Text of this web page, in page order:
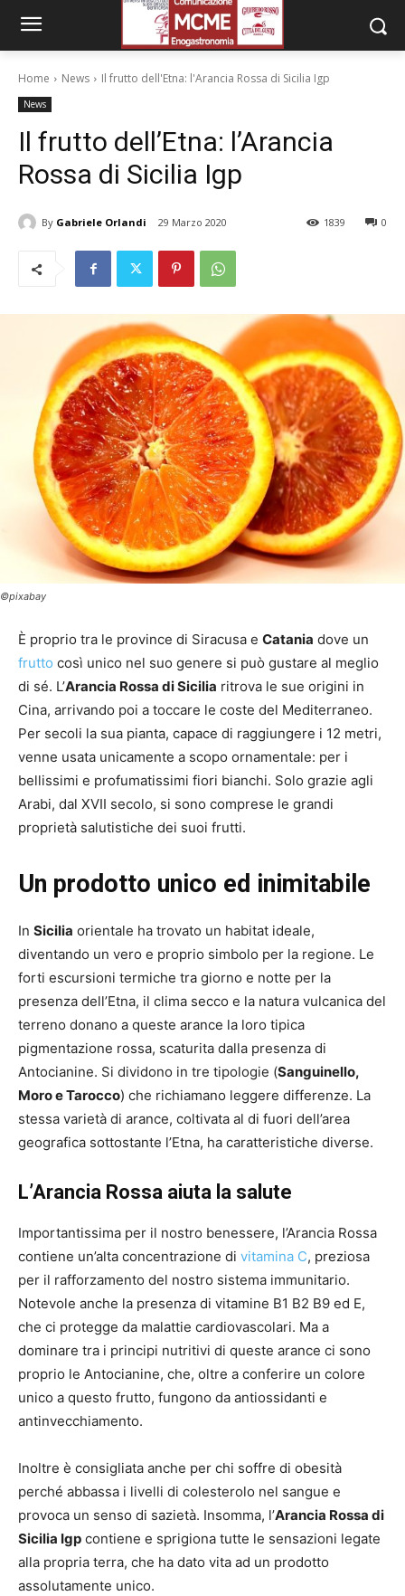
Home News Il frutto dell'Etna: l'Arancia Rossa di Sicilia Igp
News
Il frutto dell’Etna: l’Arancia
Rossa di Sicilia Igp
By Gabriele Orlandi 29 Marzo 2020 0
1839
©pixabay
È proprio tra le province di Siracusa e Catania dove un
frutto così unico nel suo genere si può gustare al meglio
di sé. L’Arancia Rossa di Sicilia ritrova le sue origini in
Cina, arrivando poi a toccare le coste del Mediterraneo.
Per secoli la sua pianta, capace di raggiungere i 12 metri,
venne usata unicamente a scopo ornamentale: per i
bellissimi e profumatissimi fiori bianchi. Solo grazie agli
Arabi, dal XVII secolo, si sono comprese le grandi
proprietà salutistiche dei suoi frutti.
Un prodotto unico ed inimitabile
In Sicilia orientale ha trovato un habitat ideale,
diventando un vero e proprio simbolo per la regione. Le
forti escursioni termiche tra giorno e notte per la
presenza dell’Etna, il clima secco e la natura vulcanica del
terreno donano a queste arance la loro tipica
pigmentazione rossa, scaturita dalla presenza di
Antocianine. Si dividono in tre tipologie (Sanguinello,
Moro e Tarocco) che richiamano leggere differenze. La
stessa varietà di arance, coltivata al di fuori dell’area
geografica sottostante l’Etna, ha caratteristiche diverse.
L’Arancia Rossa aiuta la salute
Importantissima per il nostro benessere, l’Arancia Rossa
contiene un’alta concentrazione di vitamina C, preziosa
per il rafforzamento del nostro sistema immunitario.
Notevole anche la presenza di vitamine B1 B2 B9 ed E,
che ci protegge da malattie cardiovascolari. Ma a
dominare tra i principi nutritivi di queste arance ci sono
proprio le Antocianine, che, oltre a conferire un colore
unico a questo frutto, fungono da antiossidanti e
antinvecchiamento.
Inoltre è consigliata anche per chi soffre di obesità
perché abbassa i livelli di colesterolo nel sangue e
provoca un senso di sazietà. Insomma, l’Arancia Rossa di
Sicilia Igp contiene e sprigiona tutte le sensazioni legate
alla propria terra, che ha dato vita ad un prodotto
assolutamente unico.